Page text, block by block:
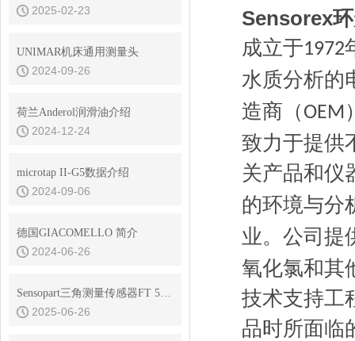
2025-02-23
UNIMAR机床通用测量头
2024-09-26
荷兰Anderol润滑油介绍
2024-12-24
microtap II-G5数据介绍
2024-09-06
德国GIACOMELLO 简介
2024-06-26
Sensopart三角测量传感器FT 55-RLAM在汽车行业堆垛高度中的应用
2025-06-26
Sensorex
成立于1972
水质分析的
造商（ OEM
致力于提供
关产品和仪
的环境与分
业。公司提
氧化氯和其
技术支持工
品时所面临